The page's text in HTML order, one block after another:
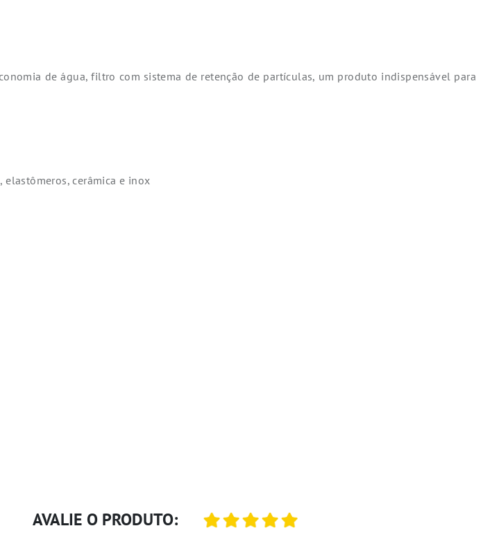
de água, filtro com sistema de retenção de partículas, um produto indispensável para
elastômeros, cerâmica e inox
AVALIE O PRODUTO: